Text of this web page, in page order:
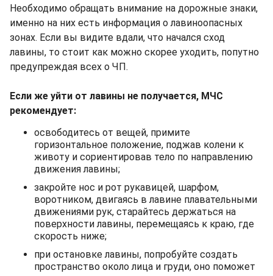
Необходимо обращать внимание на дорожные знаки,
именно на них есть информация о лавиноопасных
зонах. Если вы видите вдали, что начался сход
лавины, то стоит как можно скорее уходить, попутно
предупреждая всех о ЧП.
Если же уйти от лавины не получается, МЧС
рекомендует:
освободитесь от вещей, примите
горизонтальное положение, поджав колени к
животу и сориентировав тело по направлению
движения лавины;
закройте нос и рот рукавицей, шарфом,
воротником, двигаясь в лавине плавательными
движениями рук, старайтесь держаться на
поверхности лавины, перемещаясь к краю, где
скорость ниже;
при остановке лавины, попробуйте создать
пространство около лица и груди, оно поможет